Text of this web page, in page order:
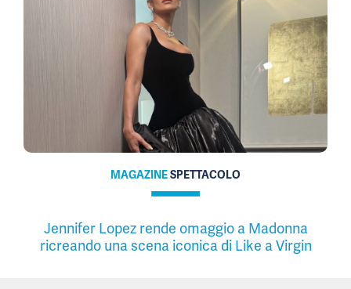
MAGAZINESPETTACOLO
Jennifer Lopez rende omaggio a Madonna
ricreando una scena iconica di Like a Virgin